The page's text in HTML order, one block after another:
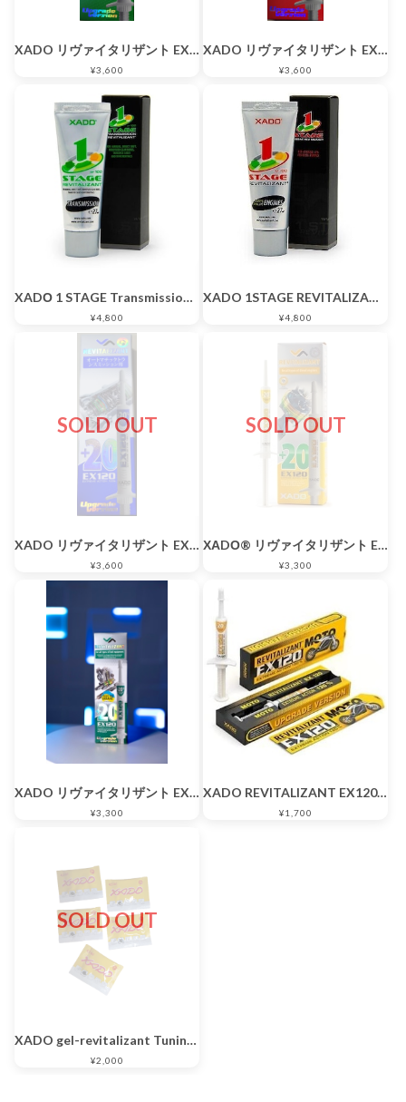
XADO リヴァイタリザント EX120 ギアボックス・トランスファーケース・ディファレンシャル用
¥3,600
XADO リヴァイタリザント EX120 ガソリンエンジン用
¥3,600
XADО 1 STAGE Transmission (チューブ 27 ml) マニュアルトランスミッション・ギア・デフ用オイル添加剤
¥4,800
XADO 1STAGE REVITALIZANT FOR ENGINE(チューブ 27 ml) エンジン用オイル添加剤
¥4,800
SOLD OUT
XADO リヴァイタリザント EX120 オートマチックトランスミッション用
¥3,600
SOLD OUT
ХАDО® リヴァイタリザント EX120 ディーゼルエンジン用
¥3,300
XADO リヴァイタリザント EX120 あらゆる種類の燃料装置と燃料噴射システム用
¥3,300
XADO REVITALIZANT EX120 for Small Engines and Motor Equipment syringe 4 ml
¥1,700
SOLD OUT
XADO gel-revitalizant Tuning for engines (polymer package, sachet 4,5 ml) ５パック
¥2,000